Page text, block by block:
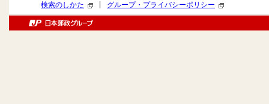
検索のしかた グループ・プライバシーポリシー